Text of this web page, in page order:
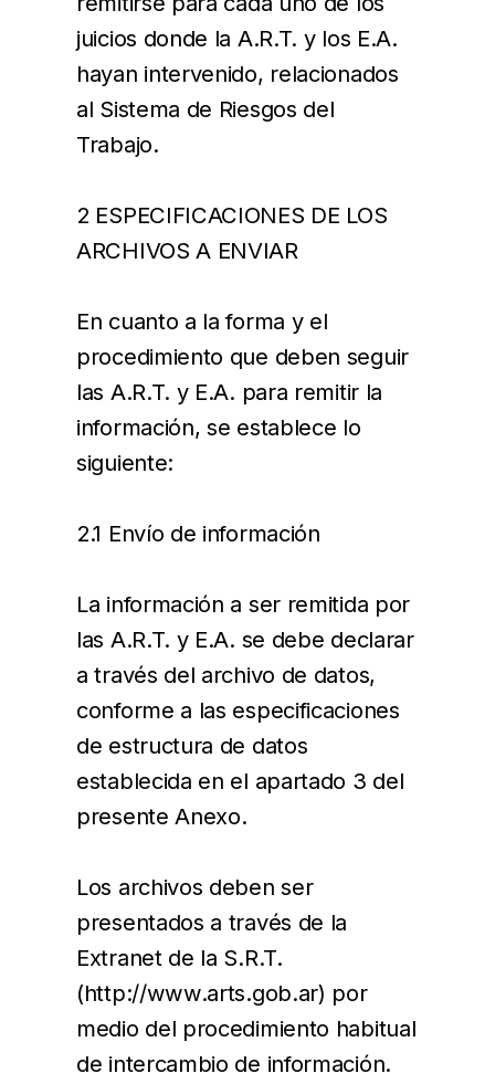
juicios donde la A.R.T. y los E.A.
hayan intervenido, relacionados
al Sistema de Riesgos del
Trabajo.
2 ESPECIFICACIONES DE LOS
ARCHIVOS A ENVIAR
En cuanto a la forma y el
procedimiento que deben seguir
las A.R.T. y E.A. para remitir la
información, se establece lo
siguiente:
2.1 Envío de información
La información a ser remitida por
las A.R.T. y E.A. se debe declarar
a través del archivo de datos,
conforme a las especificaciones
de estructura de datos
establecida en el apartado 3 del
presente Anexo.
Los archivos deben ser
presentados a través de la
Extranet de la S.R.T.
(http://www.arts.gob.ar) por
medio del procedimiento habitual
de intercambio de información.